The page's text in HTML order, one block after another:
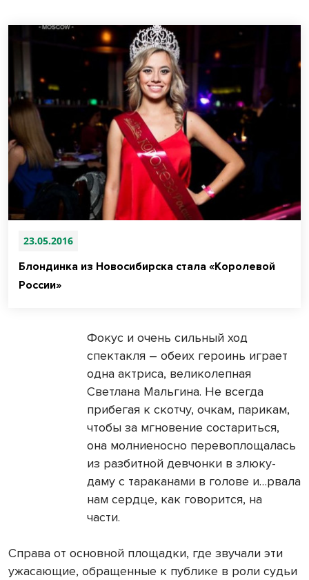
23.05.2016
Блондинка из Новосибирска стала «Королевой
России»
Фокус и очень сильный ход
спектакля – обеих героинь играет
одна актриса, великолепная
Светлана Мальгина. Не всегда
прибегая к скотчу, очкам, парикам,
чтобы за мгновение состариться,
она молниеносно перевоплощалась
из разбитной девчонки в злюку-
даму с тараканами в голове и…рвала
нам сердце, как говорится, на
части.
Справа от основной площадки, где звучали эти
ужасающие, обращенные к публике в роли судьи